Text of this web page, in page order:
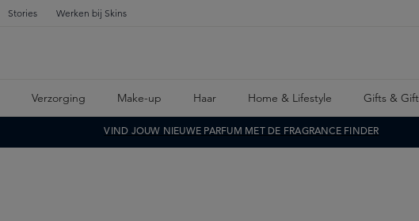
Stories Werken bij Skins
Verzorging Make-up Haar Home & Lifestyle Gifts &
VIND JOUW NIEUWE PARFUM MET DE FRAGRANCE FINDER